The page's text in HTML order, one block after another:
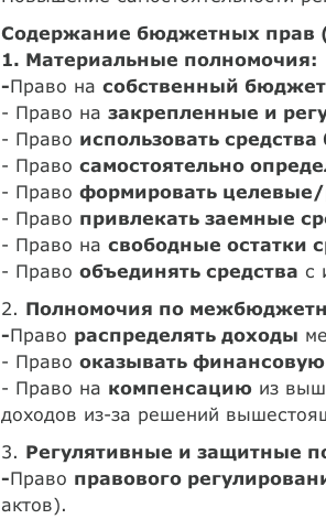
Содержание бюджетных прав
1. Материальные полномочия:
-Право на собственный бюджет
- Право на закрепленные и
- Право использовать
- Право самостоятельно
- Право формировать
- Право привлекать заемные
- Право на свободные остатки
- Право объединять средства с
2. Полномочия по
-Право распределять доходы
- Право оказывать
- Право на компенсациюиз
доходов из-за решений
3. Регулятивные и защитные
-Право правового
актов).